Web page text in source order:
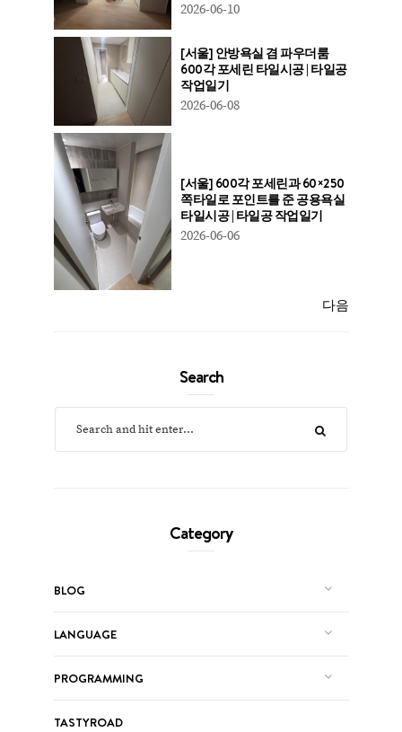
2026-06-10
[서울] 안방욕실 겸 파우더룸
600각 포세린 타일시공 | 타일공
작업일기
2026-06-08
[서울] 600각 포세린과 60×250
쪽타일로 포인트를 준 공용욕실
타일시공 | 타일공 작업일기
2026-06-06
다음
Search
Category
BLOG
LANGUAGE
PROGRAMMING
TASTYROAD